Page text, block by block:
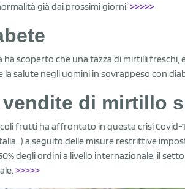
già dai prossimi giorni. >>>>>
scoperto che una tazza di mirtilli freschi,
salute negli uomini in sovrappeso con
di mirtillo
frutti ha affrontato in questa crisi Covid-
a seguito delle misure restrittive
degli ordini a livello internazionale, il
>>>>>